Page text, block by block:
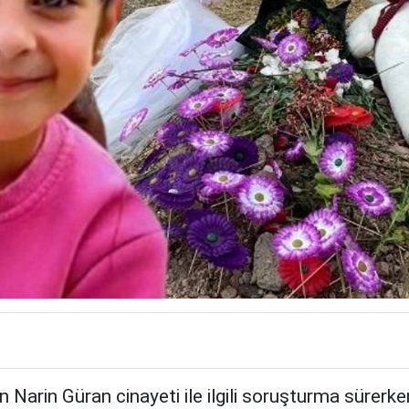
Narin Güran cinayeti ile ilgili soruşturma